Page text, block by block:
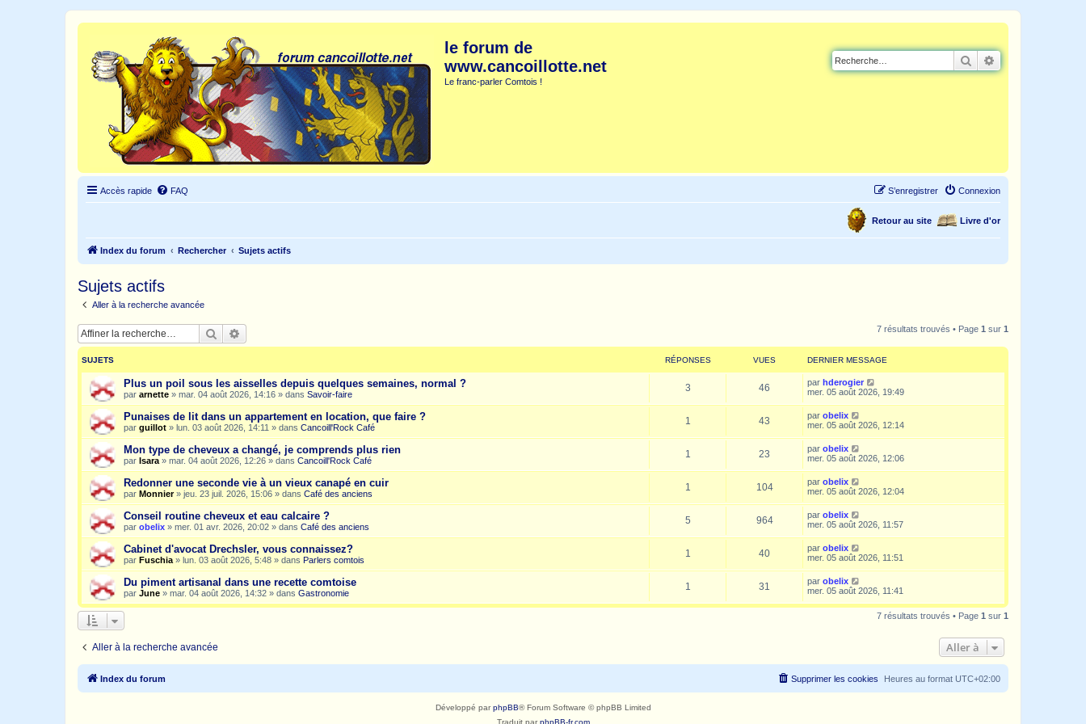
le forum de
www.cancoillotte.net
Le franc-parler Comtois !
Rechercher
Accès rapide FAQ Connexion
S’enregistrer
Livre d'or
Retour au site
Index du forum Rechercher Sujets actifs
Sujets actifs
Aller à la recherche avancée
Rechercher 7 résultats trouvés • Page 1 sur 1
SUJETS RÉPONSES VUES DERNIER MESSAGE
Plus un poil sous les aisselles depuis quelques semaines, normal ?
par arnette » mar. 04 août 2026, 14:16 » dans Savoir-faire
3 46 par hderogier
mer. 05 août 2026, 19:49
Punaises de lit dans un appartement en location, que faire ?
par guillot » lun. 03 août 2026, 14:11 » dans Cancoill'Rock Café
1 43 par obelix
mer. 05 août 2026, 12:14
Mon type de cheveux a changé, je comprends plus rien
par Isara » mar. 04 août 2026, 12:26 » dans Cancoill'Rock Café
1 23 par obelix
mer. 05 août 2026, 12:06
Redonner une seconde vie à un vieux canapé en cuir
par Monnier» jeu. 23 juil. 2026, 15:06 » dans Café des anciens
1 104 par obelix
mer. 05 août 2026, 12:04
Conseil routine cheveux et eau calcaire ?
par obelix » mer. 01 avr. 2026, 20:02 » dans Café des anciens
5 964 par obelix
mer. 05 août 2026, 11:57
Cabinet d'avocat Drechsler, vous connaissez?
par Fuschia » lun. 03 août 2026, 5:48 » dans Parlers comtois
1 40 par obelix
mer. 05 août 2026, 11:51
Du piment artisanal dans une recette comtoise
par June » mar. 04 août 2026, 14:32 » dans Gastronomie
1 31 par obelix
mer. 05 août 2026, 11:41
7 résultats trouvés • Page 1 sur 1
Aller à la recherche avancée Aller à
Index du forum Heures au format UTC+02:00
Supprimer les cookies
Développé parphpBB® Forum Software © phpBB Limited
Traduit parphpBB-fr.com